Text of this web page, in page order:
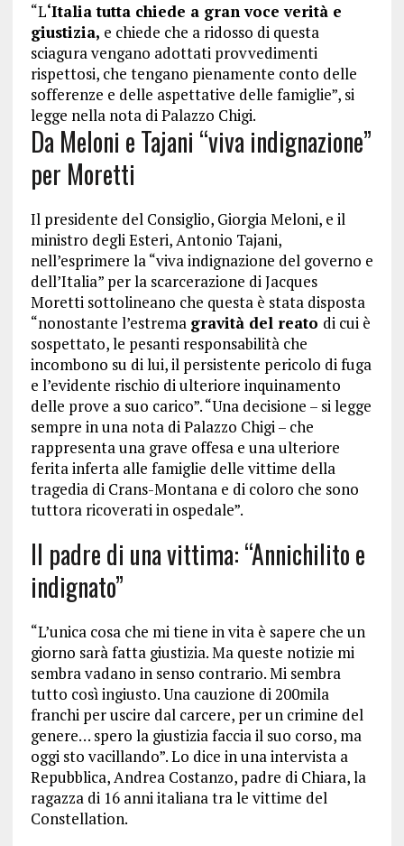
“L‘Italia tutta chiede a gran voce verità e
giustizia, e chiede che a ridosso di questa
sciagura vengano adottati provvedimenti
rispettosi, che tengano pienamente conto delle
sofferenze e delle aspettative delle famiglie”, si
legge nella nota di Palazzo Chigi.
Da Meloni e Tajani “viva indignazione”
per Moretti
Il presidente del Consiglio, Giorgia Meloni, e il
ministro degli Esteri, Antonio Tajani,
nell’esprimere la “viva indignazione del governo e
dell’Italia” per la scarcerazione di Jacques
Moretti sottolineano che questa è stata disposta
“nonostante l’estrema gravità del reato di cui è
sospettato, le pesanti responsabilità che
incombono su di lui, il persistente pericolo di fuga
e l’evidente rischio di ulteriore inquinamento
delle prove a suo carico”. “Una decisione – si legge
sempre in una nota di Palazzo Chigi – che
rappresenta una grave offesa e una ulteriore
ferita inferta alle famiglie delle vittime della
tragedia di Crans-Montana e di coloro che sono
tuttora ricoverati in ospedale”.
Il padre di una vittima: “Annichilito e
indignato”
“L’unica cosa che mi tiene in vita è sapere che un
giorno sarà fatta giustizia. Ma queste notizie mi
sembra vadano in senso contrario. Mi sembra
tutto così ingiusto. Una cauzione di 200mila
franchi per uscire dal carcere, per un crimine del
genere… spero la giustizia faccia il suo corso, ma
oggi sto vacillando”. Lo dice in una intervista a
Repubblica, Andrea Costanzo, padre di Chiara, la
ragazza di 16 anni italiana tra le vittime del
Constellation.